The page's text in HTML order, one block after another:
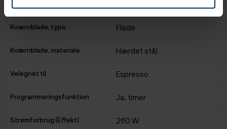
Kværnblade, type Flade
Kværnblade, materiale Hærdet stål
Velegnet til Espresso
Programmeringsfunktion Ja, timer
Strømforbrug (Effekt) 260 W